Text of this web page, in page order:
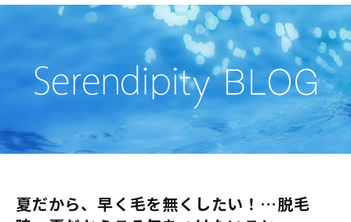
夏だから、早く毛を無くしたい！…脱毛